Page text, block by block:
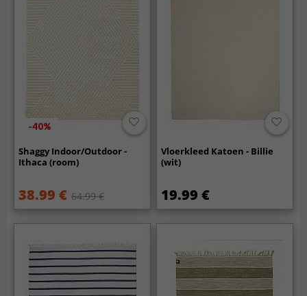
-40%
Shaggy Indoor/Outdoor -
Ithaca (room)
38.99 € 64.99 €
Vloerkleed Katoen - Billie
(wit)
19.99 €